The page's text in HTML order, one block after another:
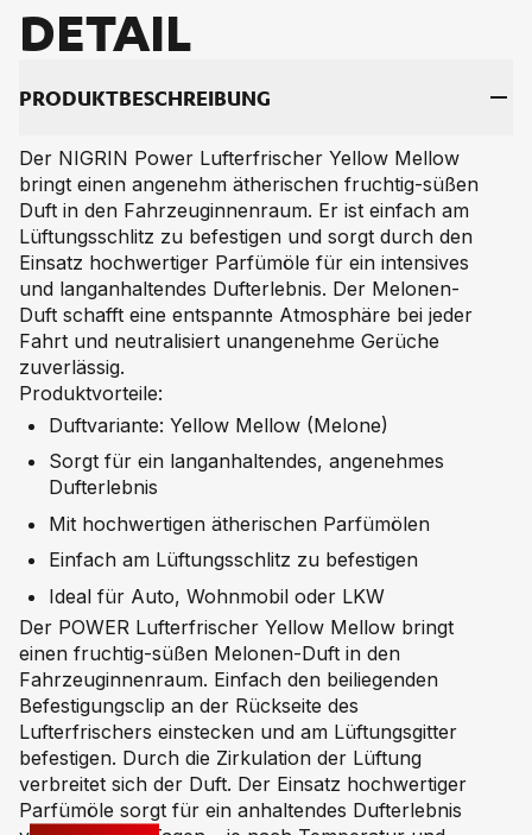
DE­TAIL
PRO­DUKT­BE­SCHREI­BUNG
Der NIGRIN Power Lufterfrischer Yellow Mellow
bringt einen angenehm ätherischen fruchtig-süßen
Duft in den Fahrzeuginnenraum. Er ist einfach am
Lüftungsschlitz zu befestigen und sorgt durch den
Einsatz hochwertiger Parfümöle für ein intensives
und langanhaltendes Dufterlebnis. Der Melonen-
Duft schafft eine entspannte Atmosphäre bei jeder
Fahrt und neutralisiert unangenehme Gerüche
zuverlässig.
Produktvorteile:
Duftvariante: Yellow Mellow (Melone)
Sorgt für ein langanhaltendes, angenehmes
Dufterlebnis
Mit hochwertigen ätherischen Parfümölen
Einfach am Lüftungsschlitz zu befestigen
Ideal für Auto, Wohnmobil oder LKW
Der POWER Lufterfrischer Yellow Mellow bringt
einen fruchtig-süßen Melonen-Duft in den
Fahrzeuginnenraum. Einfach den beiliegenden
Befestigungsclip an der Rückseite des
Lufterfrischers einstecken und am Lüftungsgitter
befestigen. Durch die Zirkulation der Lüftung
verbreitet sich der Duft. Der Einsatz hochwertiger
Parfümöle sorgt für ein anhaltendes Dufterlebnis